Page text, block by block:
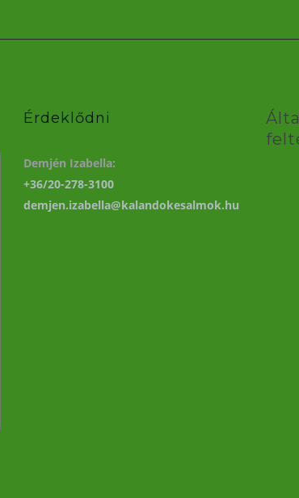
Érdeklődni
Demjén Izabella:
+36/20-278-3100
demjen.izabella@kalandokesalmok.hu